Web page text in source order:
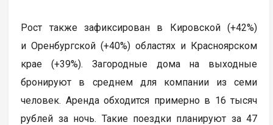
Рост также зафиксирован в Кировской (+42%)
и Оренбургской (+40%) областях и Красноярском
крае (+39%). Загородные дома на выходные
бронируют в среднем для компании из семи
человек. Аренда обходится примерно в 16 тысяч
рублей за ночь. Такие поездки планируют за 47